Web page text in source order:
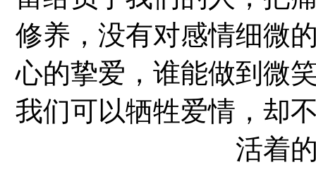
修养，没有对感情细微
心的挚爱，谁能做到微
我们可以牺牲爱情，却
活着